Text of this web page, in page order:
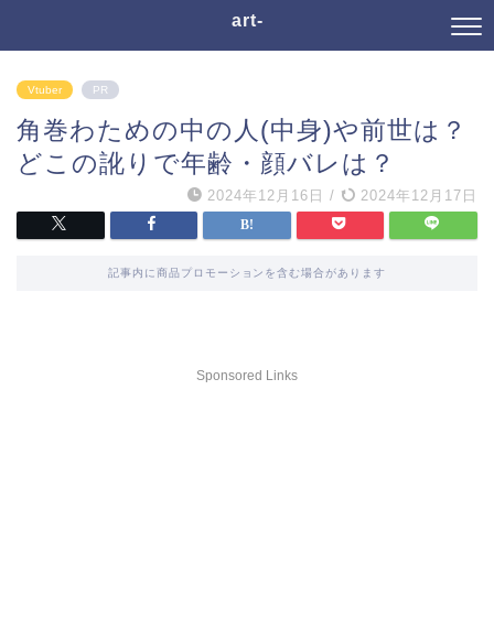
art-
Vtuber PR
角巻わための中の人(中身)や前世は？
どこの訛りで年齢・顔バレは？
2024年12月16日 / 2024年12月17日
記事内に商品プロモーションを含む場合があります
Sponsored Links